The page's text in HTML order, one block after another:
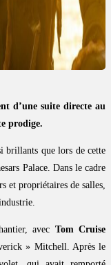
d’une suite directe au
prodige.
brillants que lors de cette
Palace. Dans le cadre
et propriétaires de salles,
avec Tom Cruise
» Mitchell. Après le